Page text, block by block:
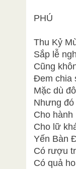
PHÚ
Thu Kỷ
Sắp lễ
Cũng
Đem chia
Mặc dù
Nhưng
Cho hành
Cho lữ
Yến Bàn
Có rượu
Có quả